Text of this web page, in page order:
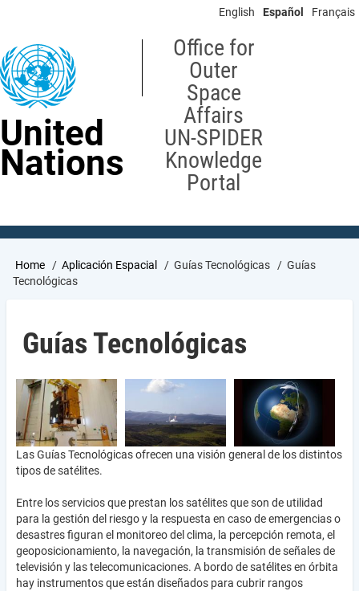
content
English Español Français
United
Nations
Office for
Outer
Space
Affairs
UN-SPIDER
Knowledge
Portal
Breadcrumb
Home Aplicación Espacial Guías Tecnológicas
Guías
Tecnológicas
Guías Tecnológicas
Las Guías Tecnológicas ofrecen una visión general de los distintos
tipos de satélites.
Entre los servicios que prestan los satélites que son de utilidad
para la gestión del riesgo y la respuesta en caso de emergencias o
desastres figuran el monitoreo del clima, la percepción remota, el
geoposicionamiento, la navegación, la transmisión de señales de
televisión y las telecomunicaciones. A bordo de satélites en órbita
hay instrumentos que están diseñados para cubrir rangos